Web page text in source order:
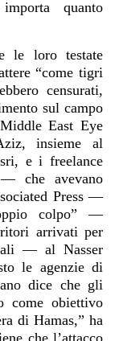
quanto
le loro testate
“come tigri
censurati,
sul campo
East Eye
insieme al
e i freelance
che avevano
Press —
colpo” —
arrivati per
— al Nasser
le agenzie di
dice che gli
come obiettivo
di Hamas,” ha